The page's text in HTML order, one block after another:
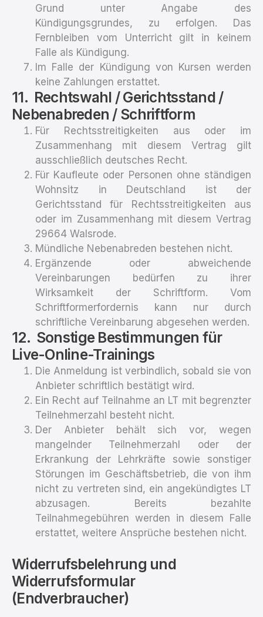
Grund unter Angabe des
Kündigungsgrundes, zu erfolgen. Das
Fernbleiben vom Unterricht gilt in keinem
Falle als Kündigung.
Im Falle der Kündigung von Kursen werden
keine Zahlungen erstattet.
Rechtswahl / Gerichtsstand /
Nebenabreden / Schriftform
Für Rechtsstreitigkeiten aus oder im
Zusammenhang mit diesem Vertrag gilt
ausschließlich deutsches Recht.
Für Kaufleute oder Personen ohne ständigen
Wohnsitz in Deutschland ist der
Gerichtsstand für Rechtsstreitigkeiten aus
oder im Zusammenhang mit diesem Vertrag
29664 Walsrode.
Mündliche Nebenabreden bestehen nicht.
Ergänzende oder abweichende
Vereinbarungen bedürfen zu ihrer
Wirksamkeit der Schriftform. Vom
Schriftformerfordernis kann nur durch
schriftliche Vereinbarung abgesehen werden.
Sonstige Bestimmungen für
Live-Online-Trainings
Die Anmeldung ist verbindlich, sobald sie von
Anbieter schriftlich bestätigt wird.
Ein Recht auf Teilnahme an LT mit begrenzter
Teilnehmerzahl besteht nicht.
Der Anbieter behält sich vor, wegen
mangelnder Teilnehmerzahl oder der
Erkrankung der Lehrkräfte sowie sonstiger
Störungen im Geschäftsbetrieb, die von ihm
nicht zu vertreten sind, ein angekündigtes LT
abzusagen. Bereits bezahlte
Teilnahmegebühren werden in diesem Falle
erstattet, weitere Ansprüche bestehen nicht.
Widerrufsbelehrung und
Widerrufsformular
(Endverbraucher)